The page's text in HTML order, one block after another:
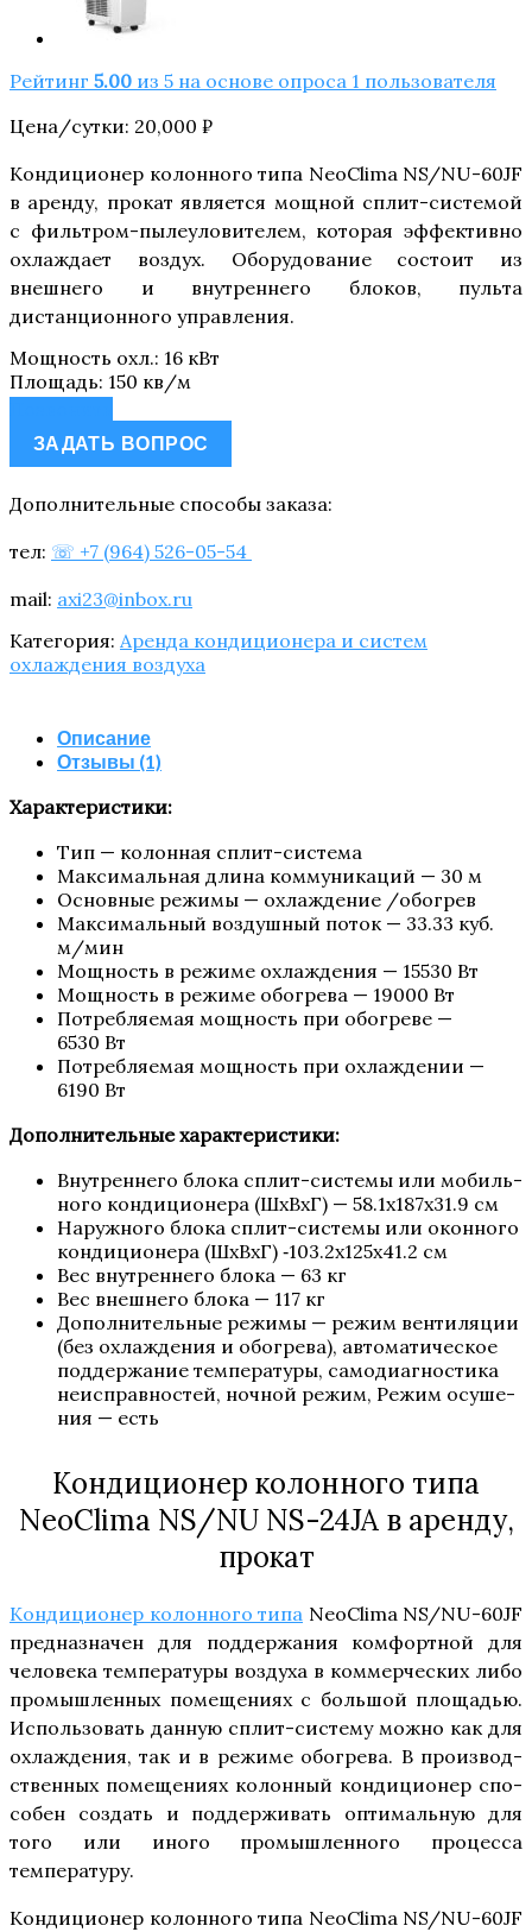
Рейтинг 5.00 из 5 на основе опроса 1 пользователя
Цена/сутки: 20,000 ₽
Кондиционер колонного типа NeoClima NS/NU-60JF
в аренду, прокат является мощной сплит-системой
с фильтром-пылеуловителем, которая эффективно
охлаждает воздух. Оборудование состоит из
внешнего и внутреннего блоков, пульта
дистанционного управления.
Мощность охл.: 16 кВт
Площадь: 150 кв/м
ЗАДАТЬ ВОПРОС
Дополнительные способы заказа:
тел: ☏ +7 (964) 526-05-54
mail: axi23@inbox.ru
Категория: Аренда кондиционера и систем
охлаждения воздуха
Описание
Отзывы (1)
Харак­те­ри­сти­ки:
Тип — колон­ная сплит-система
Мак­си­маль­ная дли­на ком­му­ни­ка­ций — 30 м
Основ­ные режи­мы — охла­жде­ние /​обо­грев
Мак­си­маль­ный воз­душ­ный поток — 33.33 куб.
м/​мин
Мощ­ность в режи­ме охла­жде­ния — 15530 Вт
Мощ­ность в режи­ме обо­гре­ва — 19000 Вт
Потреб­ля­е­мая мощ­ность при обо­гре­ве —
6530 Вт
Потреб­ля­е­мая мощ­ность при охла­жде­нии —
6190 Вт
Допол­ни­тель­ные характеристики:
Внут­рен­не­го бло­ка сплит-систе­мы или мобиль­
но­го кон­ди­ци­о­не­ра (ШxВxГ) — 58.1x187x31.9 см
Наруж­но­го бло­ка сплит-систе­мы или окон­но­го
кон­ди­ци­о­не­ра (ШxВxГ) ‑103.2x125x41.2 см
Вес внут­рен­не­го бло­ка — 63 кг
Вес внеш­не­го бло­ка — 117 кг
Допол­ни­тель­ные режи­мы — режим вен­ти­ля­ции
(без охла­жде­ния и обо­гре­ва), авто­ма­ти­че­ское
под­дер­жа­ние тем­пе­ра­ту­ры, само­ди­а­гно­сти­ка
неис­прав­но­стей, ноч­ной режим, Режим осу­ше­
ния — есть
Кондиционер колонного типа
NeoClima NS/​NU NS-24JA в аренду,
прокат
Кон­ди­ци­о­нер колон­но­го типа NeoClima NS/NU-60JF
пред­на­зна­чен для под­дер­жа­ния ком­форт­ной для
чело­ве­ка тем­пе­ра­ту­ры воз­ду­ха в ком­мер­че­ских либо
про­мыш­лен­ных поме­ще­ни­ях с боль­шой пло­ща­дью.
Исполь­зо­вать дан­ную сплит-систе­му мож­но как для
охла­жде­ния, так и в режи­ме обо­гре­ва. В про­из­вод­
ствен­ных поме­ще­ни­ях колон­ный кон­ди­ци­о­нер спо­
со­бен создать и под­дер­жи­вать опти­маль­ную для
того или ино­го про­мыш­лен­но­го про­цес­са
температуру.
Кон­ди­ци­о­нер колон­но­го типа NeoClima NS/NU-60JF